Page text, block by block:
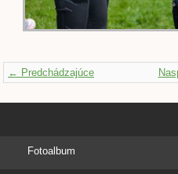
← Predchádzajúce
Fotoalbum